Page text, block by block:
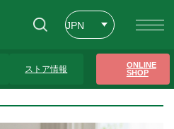
JPN
ストア情報
ONLINE
SHOP
オーキッドアレンジ